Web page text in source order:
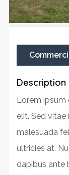
Description
Lorem ipsum
elit. Sed vitae
malesuada
ultricies at.
dapibus ante